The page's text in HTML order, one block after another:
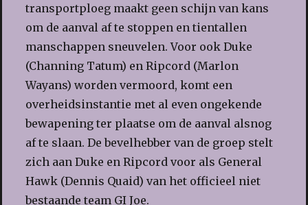
transportploeg maakt geen schijn van kans
om de aanval af te stoppen en tientallen
manschappen sneuvelen. Voor ook Duke
(Channing Tatum) en Ripcord (Marlon
Wayans) worden vermoord, komt een
overheidsinstantie met al even ongekende
bewapening ter plaatse om de aanval alsnog
af te slaan. De bevelhebber van de groep stelt
zich aan Duke en Ripcord voor als General
Hawk (Dennis Quaid) van het officieel niet
bestaande team GI Joe.